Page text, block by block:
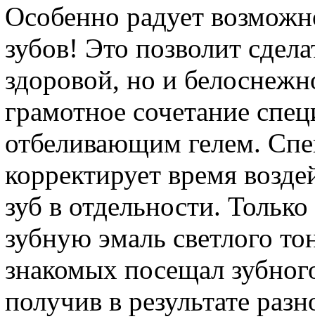
Особенно радует
зубов! Это позволит
здоровой, но и
грамотное сочетание
отбеливающим гелем.
корректирует время
зуб в отдельности.
зубную эмаль светлого
знакомых посещал
получив в результате